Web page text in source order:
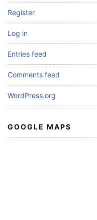
Register
Log in
Entries feed
Comments feed
WordPress.org
GOOGLE MAPS